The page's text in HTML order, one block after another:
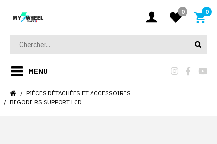
0 0
MENU
PIÈCES DÉTACHÉES ET ACCESSOIRES
BEGODE RS SUPPORT LCD